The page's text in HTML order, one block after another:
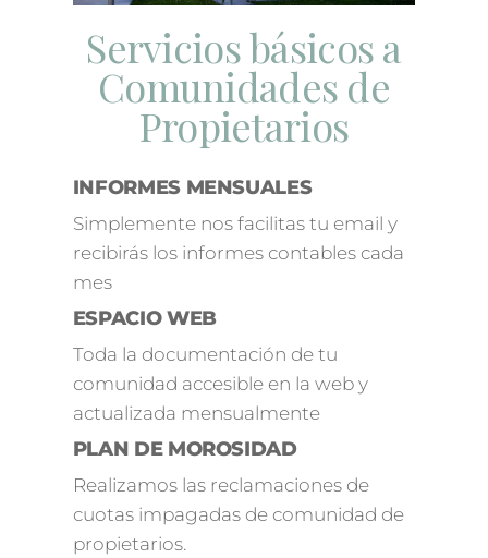
Servicios básicos a
Comunidades de
Propietarios
INFORMES MENSUALES
Simplemente nos facilitas tu email y
recibirás los informes contables cada
mes
ESPACIO WEB
Toda la documentación de tu
comunidad accesible en la web y
actualizada mensualmente
PLAN DE MOROSIDAD
Realizamos las reclamaciones de
cuotas impagadas de comunidad de
propietarios.